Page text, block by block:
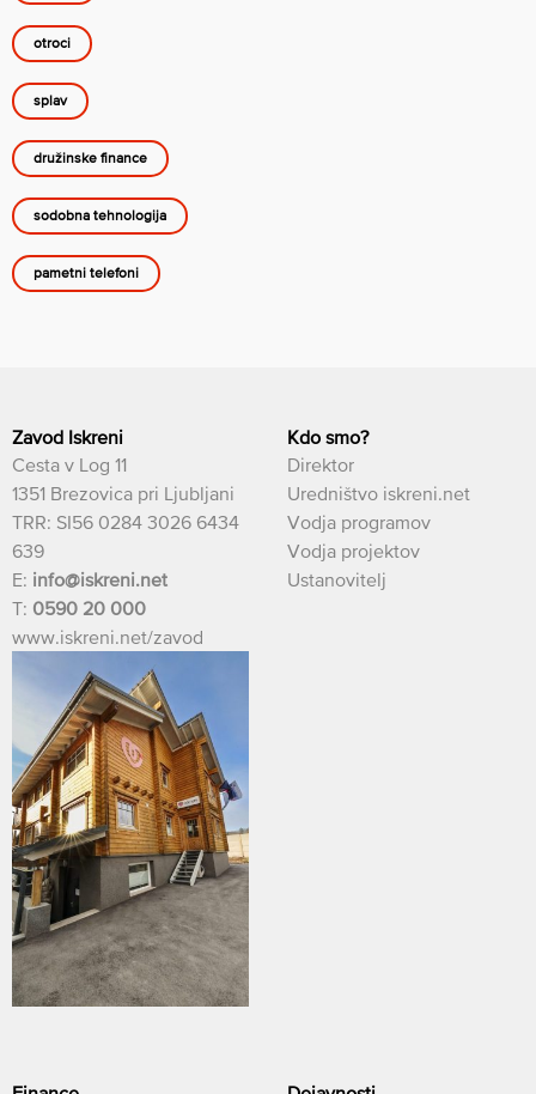
otroci
splav
družinske finance
sodobna tehnologija
pametni telefoni
Zavod Iskreni
Cesta v Log 11
1351 Brezovica pri Ljubljani
TRR: SI56 0284 3026 6434
639
E: info@iskreni.net
T: 0590 20 000
www.iskreni.net/zavod
Kdo smo?
Direktor
Uredništvo iskreni.net
Vodja programov
Vodja projektov
Ustanovitelj